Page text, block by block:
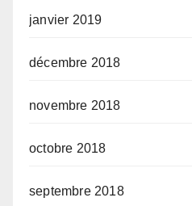
janvier 2019
décembre 2018
novembre 2018
octobre 2018
septembre 2018